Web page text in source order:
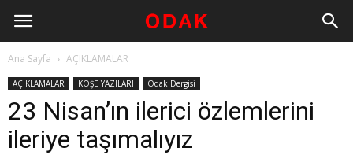
Ana Sayfa AÇIKLAMALAR
AÇIKLAMALAR KÖŞE YAZILARI Odak Dergisi
23 Nisan’ın ilerici özlemlerini
ileriye taşımalıyız